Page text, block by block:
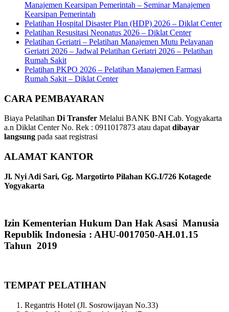
Manajemen Kearsipan Pemerintah – Seminar Manajemen
Kearsipan Pemerintah
Pelatihan Hospital Disaster Plan (HDP) 2026 – Diklat Center
Pelatihan Resusitasi Neonatus 2026 – Diklat Center
Pelatihan Geriatri – Pelatihan Manajemen Mutu Pelayanan
Geriatri 2026 – Jadwal Pelatihan Geriatri 2026 – Pelatihan
Rumah Sakit
Pelatihan PKPO 2026 – Pelatihan Manajemen Farmasi
Rumah Sakit – Diklat Center
CARA PEMBAYARAN
Biaya Pelatihan Di Transfer Melalui BANK BNI Cab. Yogyakarta
a.n Diklat Center No. Rek : 0911017873 atau dapatdibayar
langsung pada saat registrasi
ALAMAT KANTOR
Jl. Nyi Adi Sari, Gg. Margotirto Pilahan KG.I/726 Kotagede
Yogyakarta
Izin Kementerian Hukum Dan Hak Asasi Manusia
Republik Indonesia : AHU-0017050-AH.01.15
Tahun 2019
TEMPAT PELATIHAN
Regantris Hotel (Jl. Sosrowijayan No.33)